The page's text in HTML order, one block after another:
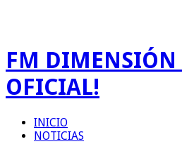
FM
OFICIAL!
INICIO
NOTICIAS